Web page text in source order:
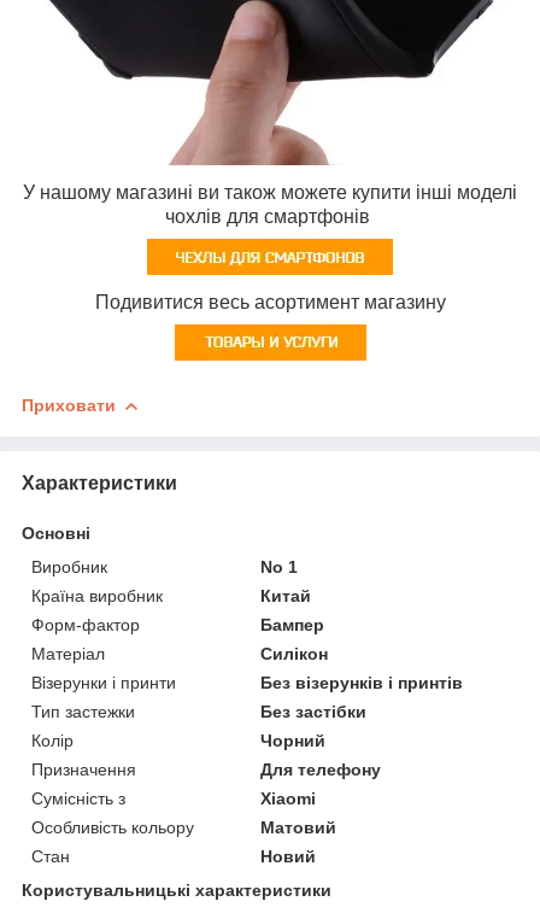
У нашому магазині ви також можете купити інші моделі
чохлів для смартфонів
Подивитися весь асортимент магазину
Приховати
Характеристики
Основні
Виробник
No 1
Країна виробник
Китай
Форм-фактор
Бампер
Матеріал
Силікон
Візерунки і принти
Без візерунків і принтів
Тип застежки
Без застібки
Колір
Чорний
Призначення
Для телефону
Сумісність з
Xiaomi
Особливість кольору
Матовий
Стан
Новий
Користувальницькі характеристики